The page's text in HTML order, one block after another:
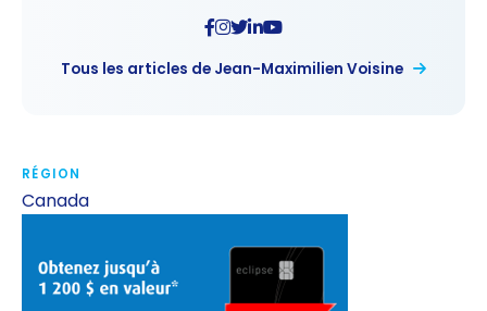
Tous les articles de Jean-Maximilien Voisine
RÉGION
Canada